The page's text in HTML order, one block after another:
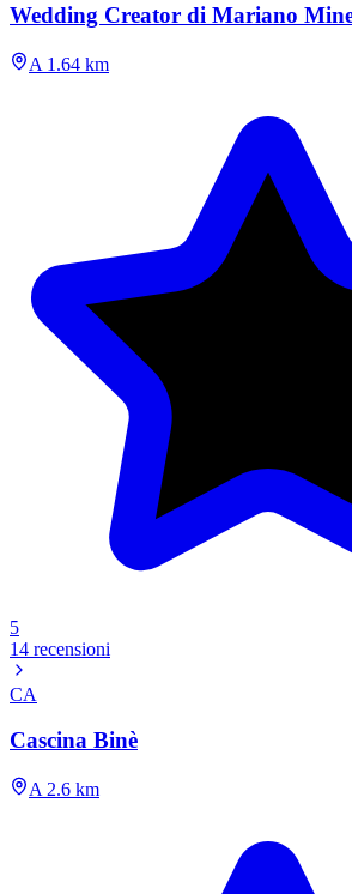
Wedding Creator di Mariano
A 1.64 km
5
14 recensioni
CA
Cascina Binè
A 2.6 km